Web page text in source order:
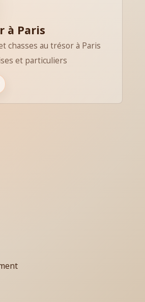
à Paris
chasses au trésor à Paris
et particuliers